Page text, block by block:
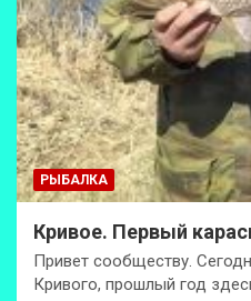
РЫБАЛКА
Кривое. Первый
Привет сообществу.
Кривого, прошлый год